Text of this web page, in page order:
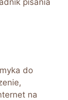
pisania
do
na